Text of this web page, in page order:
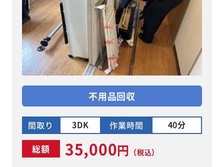
不用品回収
間取り 3DK 作業時間 40分
総額 35,000円 （税込）